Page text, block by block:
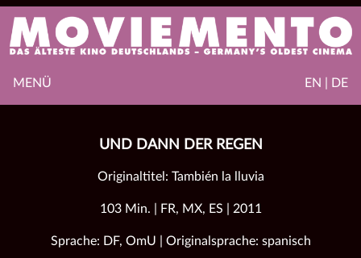
EN | DE
MENÜ
UND DANN DER REGEN
Originaltitel: También la lluvia
103 Min. | FR, MX, ES | 2011
Sprache: DF, OmU | Originalsprache: spanisch